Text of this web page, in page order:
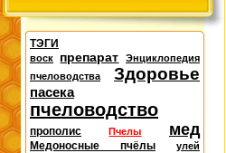
ТЭГИ
воск препарат
Энциклопедия
пчеловодства
Здоровье
пасека
пчеловодство
прополис Пчелы мед
Медоносные пчёлы улей